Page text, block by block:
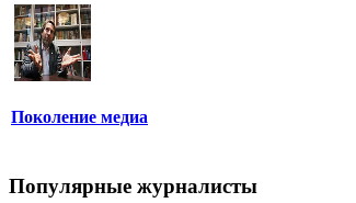
Поколение медиа
Популярные журналисты